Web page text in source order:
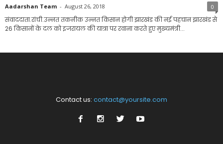
Aadarshan Team - August 26, 2018 0
संवाददाता.रांची.उन्नत तकनीक उन्नत किसान होगी झारखंड की नई पहचान झारखंड से
26 किसानों के दल को इजरायल की यात्रा पर रवाना करते हुए मुख्यमंत्री...
Contact us: contact@yoursite.com